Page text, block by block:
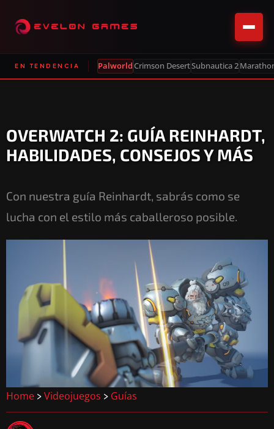
EN TENDENCIA PalworldCrimson DesertSubnautica 2
OVERWATCH 2: GUÍA REINHARDT,
HABILIDADES, CONSEJOS Y MÁS
Con nuestra guía Reinhardt, sabrás como se
lucha con el estilo más caballeroso posible.
Home > Videojuegos > Guías